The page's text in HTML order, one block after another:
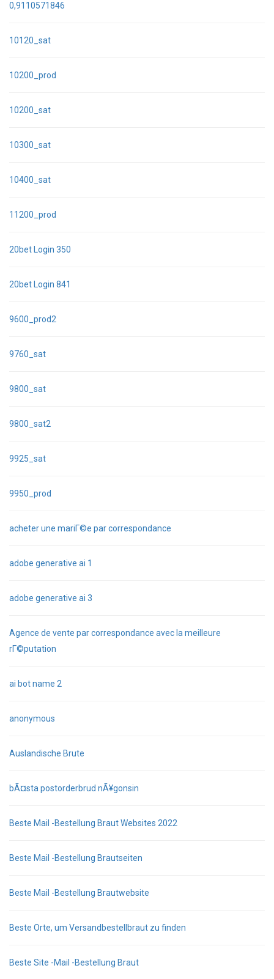
0,9110571846
10120_sat
10200_prod
10200_sat
10300_sat
10400_sat
11200_prod
20bet Login 350
20bet Login 841
9600_prod2
9760_sat
9800_sat
9800_sat2
9925_sat
9950_prod
acheter une mariГ©e par correspondance
adobe generative ai 1
adobe generative ai 3
Agence de vente par correspondance avec la meilleure
rГ©putation
ai bot name 2
anonymous
Auslandische Brute
bÃ¤sta postorderbrud nÃ¥gonsin
Beste Mail -Bestellung Braut Websites 2022
Beste Mail -Bestellung Brautseiten
Beste Mail -Bestellung Brautwebsite
Beste Orte, um Versandbestellbraut zu finden
Beste Site -Mail -Bestellung Braut